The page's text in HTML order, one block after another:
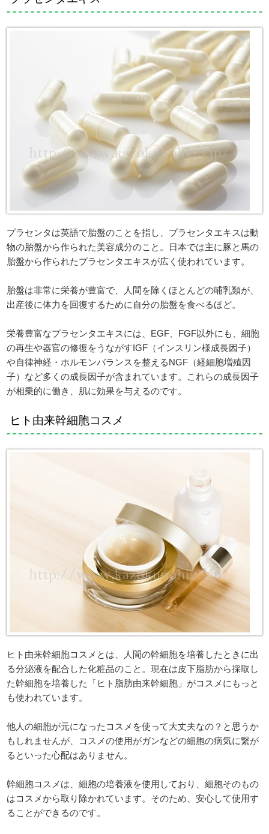
プラセンタは英語で胎盤のことを指し、プラセンタエキスは動
物の胎盤から作られた美容成分のこと。日本では主に豚と馬の
胎盤から作られたプラセンタエキスが広く使われています。
胎盤は非常に栄養が豊富で、人間を除くほとんどの哺乳類が、
出産後に体力を回復するために自分の胎盤を食べるほど。
栄養豊富なプラセンタエキスには、EGF、FGF以外にも、細胞
の再生や器官の修復をうながすIGF（インスリン様成長因子）
や自律神経・ホルモンバランスを整えるNGF（経細胞増殖因
子）など多くの成長因子が含まれています。これらの成長因子
が相乗的に働き、肌に効果を与えるのです。
ヒト由来幹細胞コスメ
ヒト由来幹細胞コスメとは、人間の幹細胞を培養したときに出
る分泌液を配合した化粧品のこと。現在は皮下脂肪から採取し
た幹細胞を培養した「ヒト脂肪由来幹細胞」がコスメにもっと
も使われています。
他人の細胞が元になったコスメを使って大丈夫なの？と思うか
もしれませんが、コスメの使用がガンなどの細胞の病気に繋が
るといった心配はありません。
幹細胞コスメは、細胞の培養液を使用しており、細胞そのもの
はコスメから取り除かれています。そのため、安心して使用す
ることができるのです。